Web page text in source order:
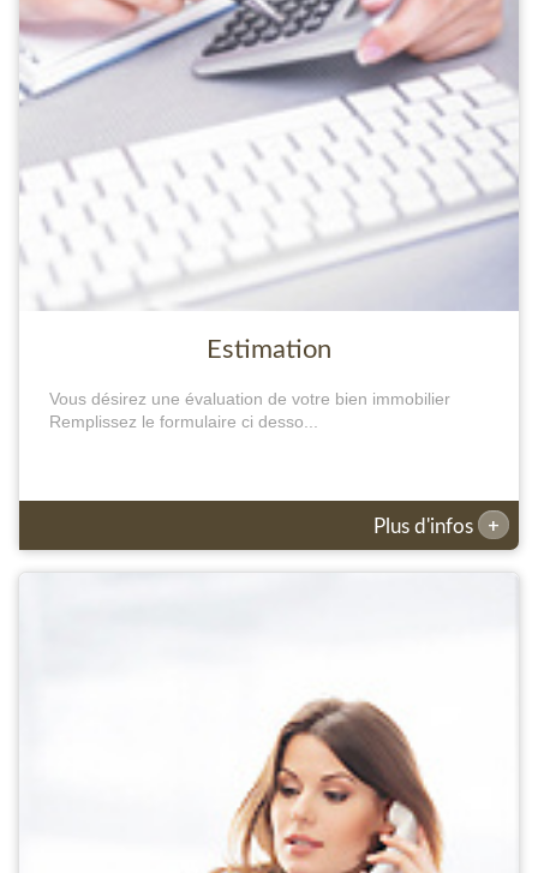
Estimation
Vous désirez une évaluation de votre bien immobilier
Remplissez le formulaire ci desso...
Plus d'infos +